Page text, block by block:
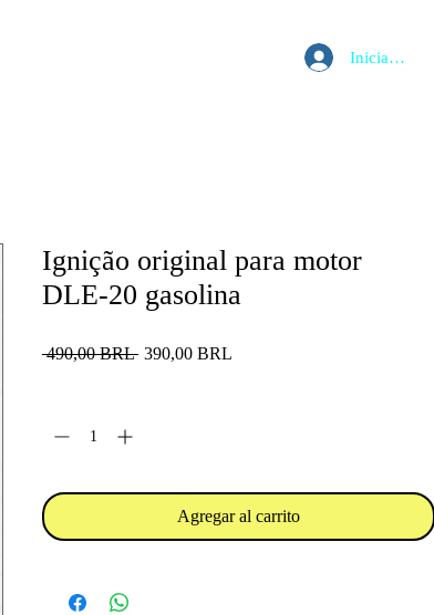
Iniciar sesión
Ignição original para motor
DLE-20 gasolina
490,00 BRL Precio
390,00 BRL
Agregar al carrito